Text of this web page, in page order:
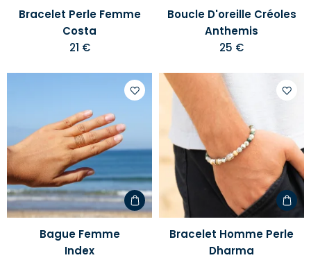
Bracelet Perle Femme
Costa
21 €
Boucle D'oreille Créoles
Anthemis
25 €
à
d'envies
Bague Femme
Index
votre
liste
Bracelet Homme Perle
Dharma